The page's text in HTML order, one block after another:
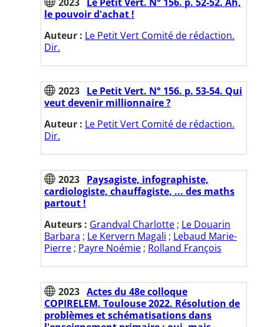
le pouvoir d'achat !
Auteur : Le Petit Vert Comité de rédaction.
Dir.
2023 Le Petit Vert. N° 156. p. 53-54. Qui
veut devenir millionnaire ?
Auteur : Le Petit Vert Comité de rédaction.
Dir.
2023 Paysagiste, infographiste,
cardiologiste, chauffagiste, ... des maths
partout !
Auteurs : Grandval Charlotte ; Le Douarin
Barbara ; Le Kervern Magali ; Lebaud Marie-
Pierre ; Payre Noémie ; Rolland François
2023 Actes du 48e colloque
COPIRELEM. Toulouse 2022. Résolution de
problèmes et schématisations dans